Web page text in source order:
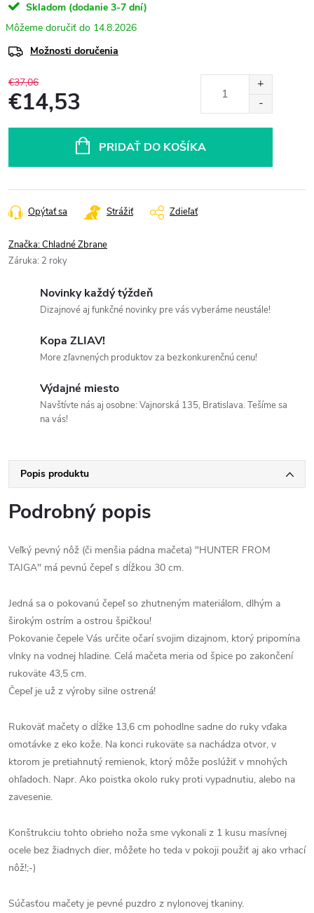
Skladom (dodanie 3-7 dní)
14.8.2026
Možnosti doručenia
€37,06
€14,53
PRIDAŤ DO KOŠÍKA
Opýtať sa Strážiť Zdieľať
Značka:Chladné Zbrane
Záruka: 2 roky
Novinky každý týždeň
Dizajnové aj funkčné novinky pre vás vyberáme neustále!
Kopa ZLIAV!
More zľavnených produktov za bezkonkurenčnú cenu!
Výdajné miesto
Navštívte nás aj osobne: Vajnorská 135, Bratislava. Tešíme sa
na vás!
Popis produktu
Podrobný popis
Veľký pevný nôž (či menšia pádna mačeta) "HUNTER FROM
TAIGA" má pevnú čepeľ s dĺžkou 30 cm.
Jedná sa o pokovanú čepeľ so zhutneným materiálom, dlhým a
širokým ostrím a ostrou špičkou!
Pokovanie čepele Vás určite očarí svojim dizajnom, ktorý pripomína
vlnky na vodnej hladine. Celá mačeta meria od špice po zakončení
rukoväte 43,5 cm.
Čepeľ je už z výroby silne ostrená!
Rukoväť mačety o dĺžke 13,6 cm pohodlne sadne do ruky vďaka
omotávke z eko kože. Na konci rukoväte sa nachádza otvor, v
ktorom je pretiahnutý remienok, ktorý môže poslúžiť v mnohých
ohľadoch. Napr. Ako poistka okolo ruky proti vypadnutiu, alebo na
zavesenie.
Konštrukciu tohto obrieho noža sme vykonali z 1 kusu masívnej
ocele bez žiadnych dier, môžete ho teda v pokoji použiť aj ako vrhací
nôž!;-)
Súčasťou mačety je pevné puzdro z nylonovej tkaniny.